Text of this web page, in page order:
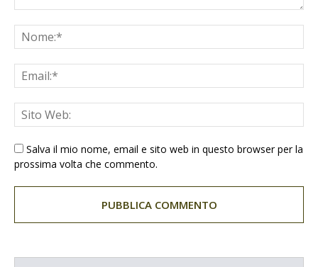
Salva il mio nome, email e sito web in questo browser per la
prossima volta che commento.